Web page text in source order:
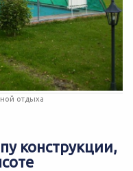
отдыха
конструкции,